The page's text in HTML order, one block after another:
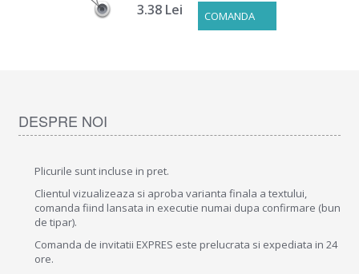
COMANDA
3.38 Lei
DESPRE NOI
Plicurile sunt incluse in pret.
Clientul vizualizeaza si aproba varianta finala a textului,
comanda fiind lansata in executie numai dupa confirmare (bun
de tipar).
Comanda de invitatii EXPRES este prelucrata si expediata in 24
ore.